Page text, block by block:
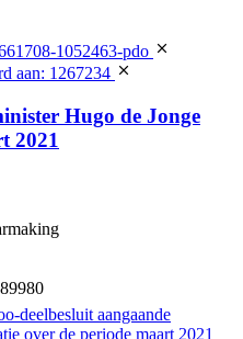
1052463-pdo
aan: 1267234
Hugo de Jonge
2021
deelbesluit aangaande
over de periode maart 2021